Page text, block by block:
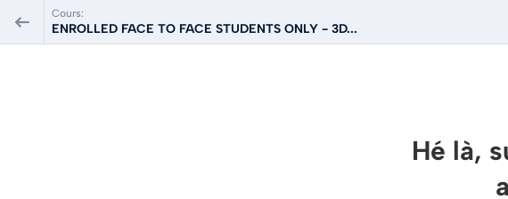
Cours:
ENROLLED FACE TO FACE STUDENTS ONLY - 3D...
Hé là,